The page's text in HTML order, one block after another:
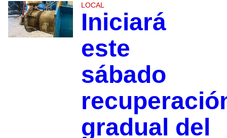
LOCAL
Iniciará
este
sábado
gradual del